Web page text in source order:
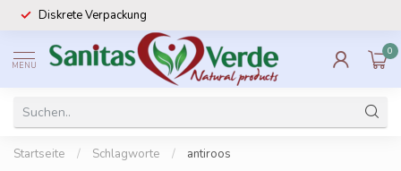
Diskrete Verpackung
MENU
0
Startseite / Schlagworte / antiroos